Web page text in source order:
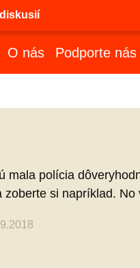
O nás Podporte nás
mala polícia
si napríklad.